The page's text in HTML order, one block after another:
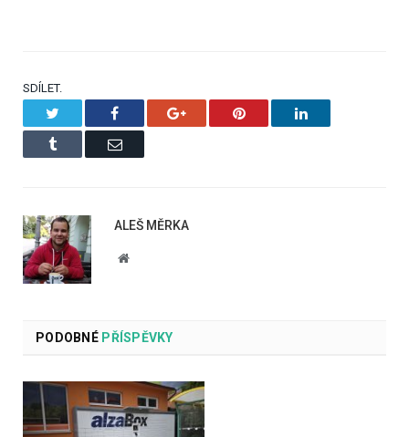
SDÍLET.
Facebook Google+ Pinterest LinkedIn
Tumblr Email
ALEŠ MĚRKA
Website
PODOBNÉPŘÍSPĚVKY